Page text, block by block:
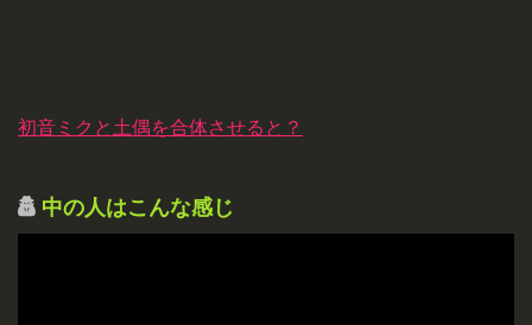
初音ミクと土偶を合体させると？
中の人はこんな感じ